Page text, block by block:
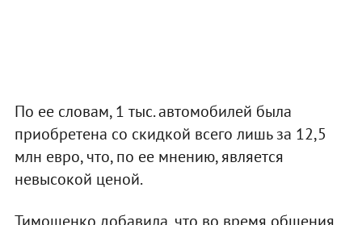
По ее словам, 1 тыс. автомобилей была
приобретена со скидкой всего лишь за 12,5
млн евро, что, по ее мнению, является
невысокой ценой.
Тимошенко добавила, что во время общения